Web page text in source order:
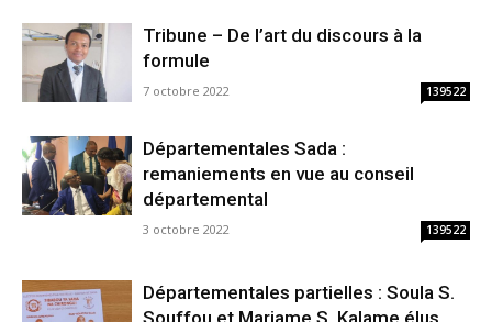
Tribune – De l’art du discours à la
formule
7 octobre 2022 139522
Départementales Sada :
remaniements en vue au conseil
départemental
3 octobre 2022 139522
Départementales partielles : Soula S.
Souffou et Mariame S. Kalame élus